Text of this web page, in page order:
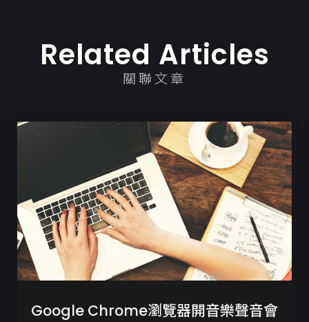
Related Articles
關聯文章
Google Chrome瀏覽器開音樂聲音會